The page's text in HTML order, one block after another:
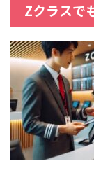
Zクラスで